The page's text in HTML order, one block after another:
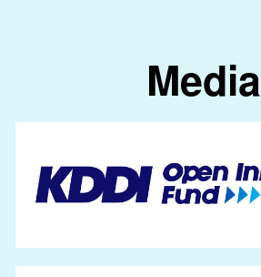
Media